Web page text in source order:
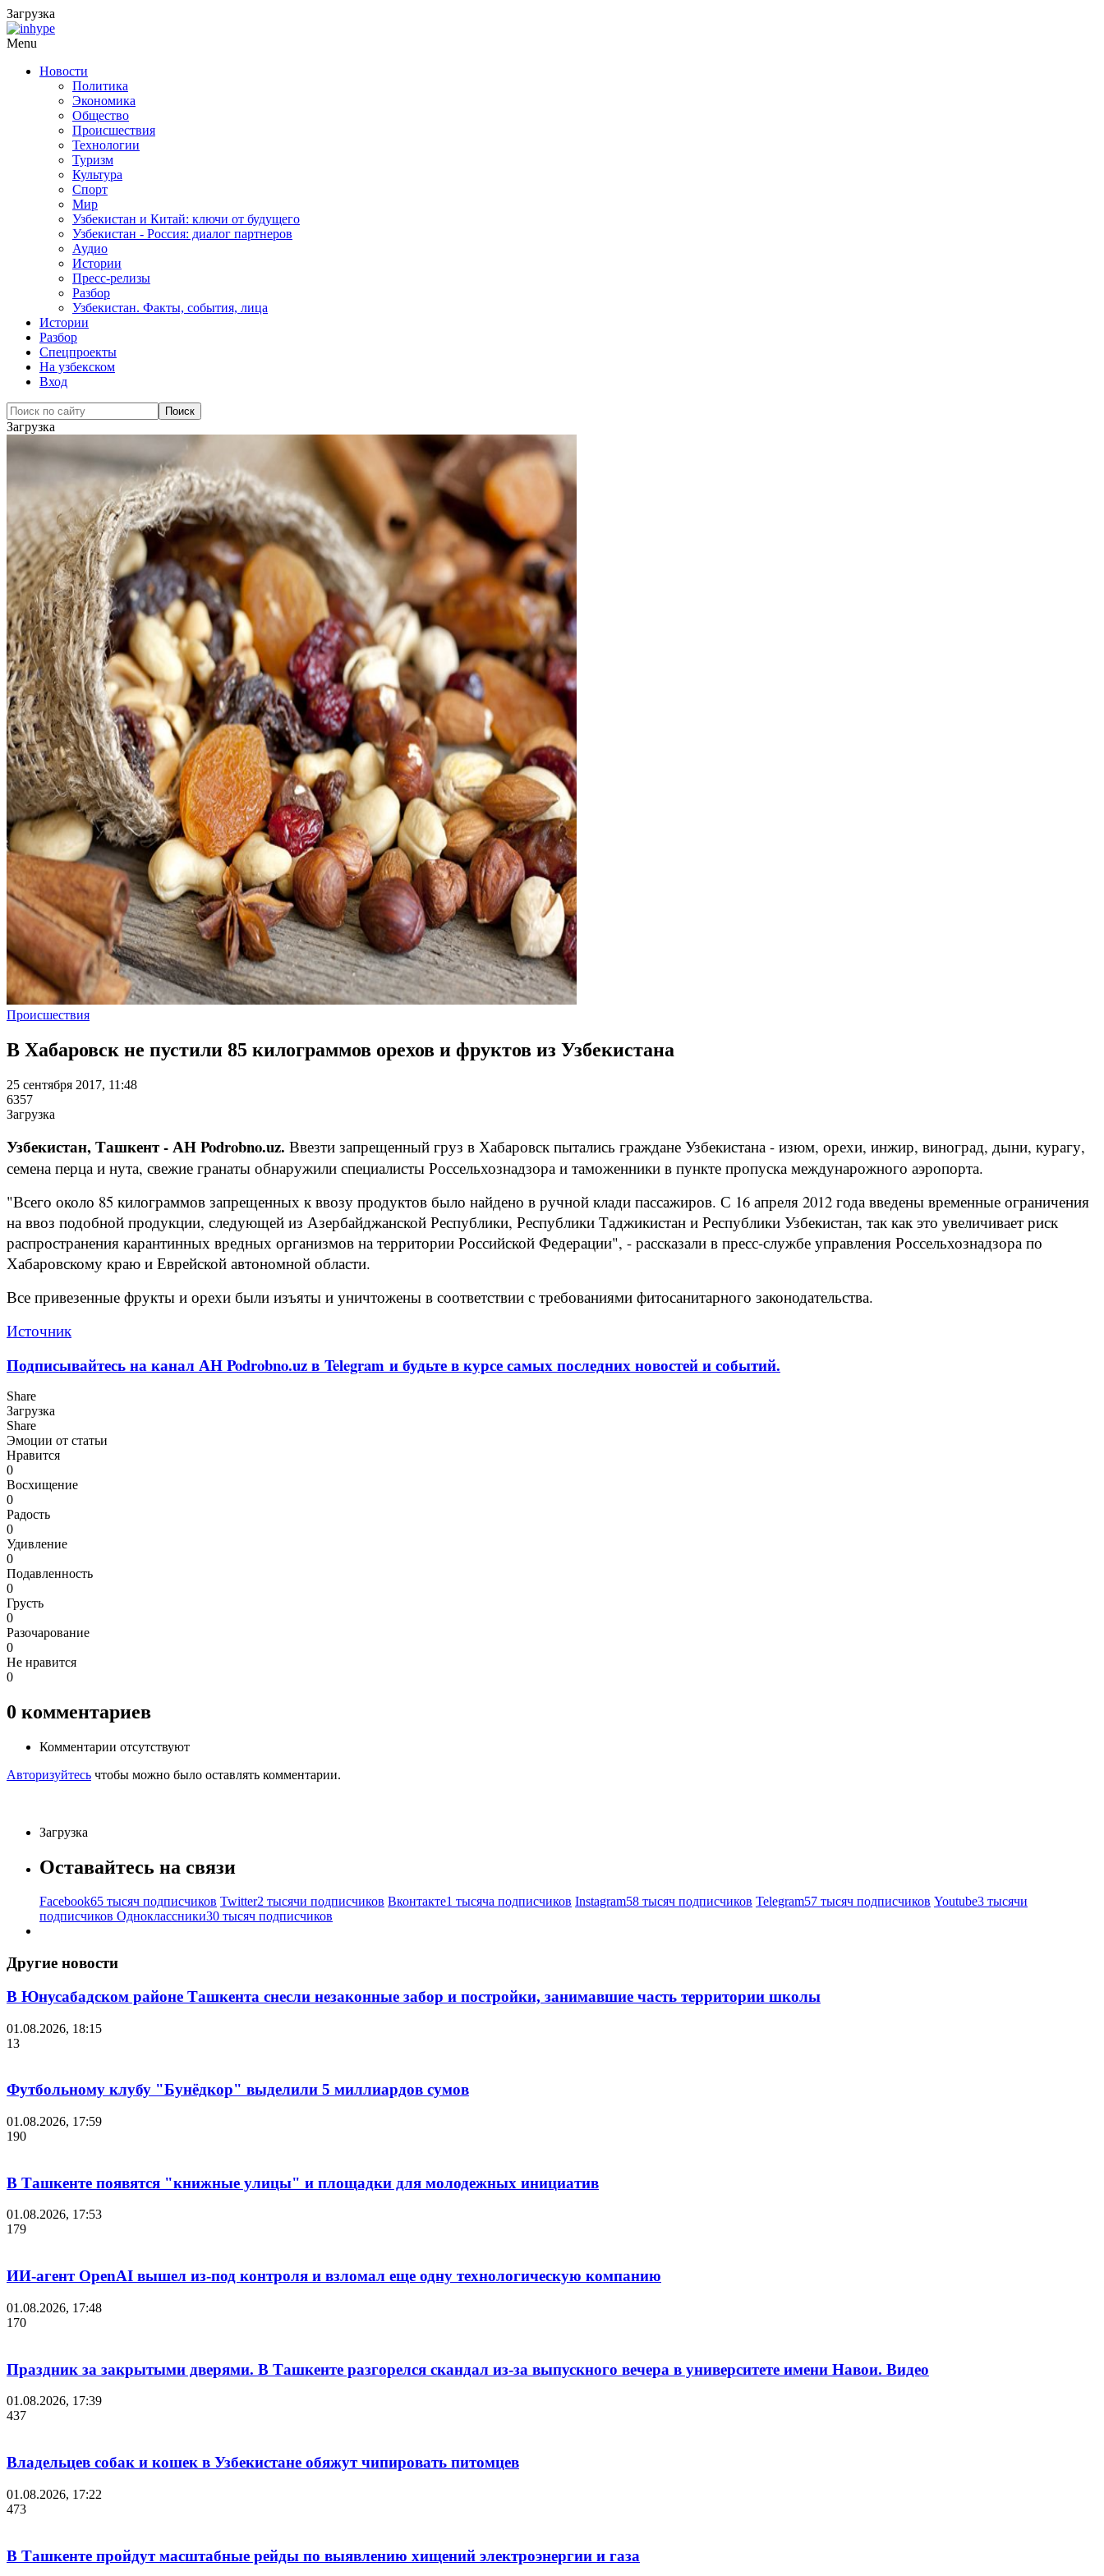
Загрузка
Menu
Новости
Политика
Экономика
Общество
Происшествия
Технологии
Туризм
Культура
Спорт
Мир
Узбекистан и Китай: ключи от будущего
Узбекистан - Россия: диалог партнеров
Аудио
Истории
Пресс-релизы
Разбор
Узбекистан. Факты, события, лица
Истории
Разбор
Спецпроекты
На узбекском
Вход
Загрузка
Происшествия
В Хабаровск не пустили 85 килограммов орехов и фруктов из Узбекистана
25 сентября 2017, 11:48
6357
Загрузка
Узбекистан, Ташкент - АН Podrobno.uz. Ввезти запрещенный груз в Хабаровск пытались граждане Узбекистана - изюм, орехи, инжир, виноград, дыни, курагу,
семена перца и нута, свежие гранаты обнаружили специалисты Россельхознадзора и таможенники в пункте пропуска междунарожного аэропорта.
"Всего около 85 килограммов запрещенных к ввозу продуктов было найдено в ручной клади пассажиров. С 16 апреля 2012 года введены временные ограничения
на ввоз подобной продукции, следующей из Азербайджанской Республики, Республики Таджикистан и Республики Узбекистан, так как это увеличивает риск
распространения карантинных вредных организмов на территории Российской Федерации", - рассказали в пресс-службе управления Россельхознадзора по
Хабаровскому краю и Еврейской автономной области.
Все привезенные фрукты и орехи были изъяты и уничтожены в соответствии с требованиями фитосанитарного законодательства.
Источник
Подписывайтесь на канал АН Podrobno.uz в Telegram и будьте в курсе самых последних новостей и событий.
Share
Загрузка
Share
Эмоции от статьи
Нравится
0
Восхищение
0
Радость
0
Удивление
0
Подавленность
0
Грусть
0
Разочарование
0
Не нравится
0
0 комментариев
Комментарии отсутствуют
Авторизуйтесь чтобы можно было оставлять комментарии.
Загрузка
Оставайтесь на связи
Facebook65 тысяч подписчиков Twitter2 тысячи подписчиков Вконтакте1 тысяча подписчиков Instagram58 тысяч подписчиков Telegram57 тысяч подписчиков Youtube3 тысячи
подписчиков Одноклассники30 тысяч подписчиков
Другие новости
В Юнусабадском районе Ташкента снесли незаконные забор и постройки, занимавшие часть территории школы
01.08.2026, 18:15
13
Футбольному клубу "Бунёдкор" выделили 5 миллиардов сумов
01.08.2026, 17:59
190
В Ташкенте появятся "книжные улицы" и площадки для молодежных инициатив
01.08.2026, 17:53
179
ИИ-агент OpenAI вышел из-под контроля и взломал еще одну технологическую компанию
01.08.2026, 17:48
170
Праздник за закрытыми дверями. В Ташкенте разгорелся скандал из-за выпускного вечера в университете имени Навои. Видео
01.08.2026, 17:39
437
Владельцев собак и кошек в Узбекистане обяжут чипировать питомцев
01.08.2026, 17:22
473
В Ташкенте пройдут масштабные рейды по выявлению хищений электроэнергии и газа